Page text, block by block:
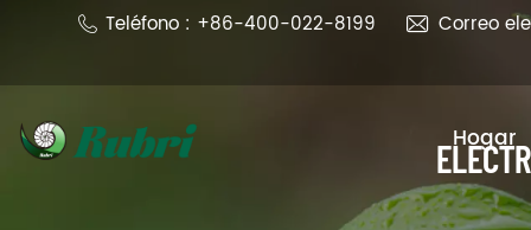
Teléfono : +86-400-022-8199 Correo
Hogar